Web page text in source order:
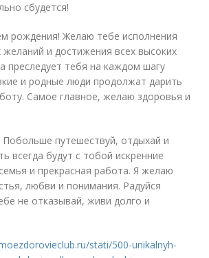
сбудется!
рождения! Желаю тебе исполнения
желаний и достижения всех высоких
преследует тебя на каждом шагу
и родные люди продолжат дарить
Самое главное, желаю здоровья и
путешествуй, отдыхай и
всегда будут с тобой искренние
и прекрасная работа. Я желаю
любви и понимания. Радуйся
не отказывай, живи долго и
stati/500-unikalnyh-